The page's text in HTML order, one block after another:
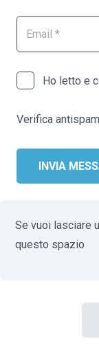
Ho letto e
Verifica antispam
INVIA
Se vuoi lasciare
questo spazio